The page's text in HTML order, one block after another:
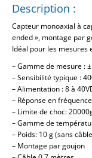
Description :
Capteur monoaxial à
ended », montage par
Idéal pour les mesures
– Gamme de mesure :
– Sensibilité typique :
– Alimentation : 8 à
– Réponse en
– Limite de choc:
– Gamme de
– Poids: 10 g (sans
– Montage par goujon